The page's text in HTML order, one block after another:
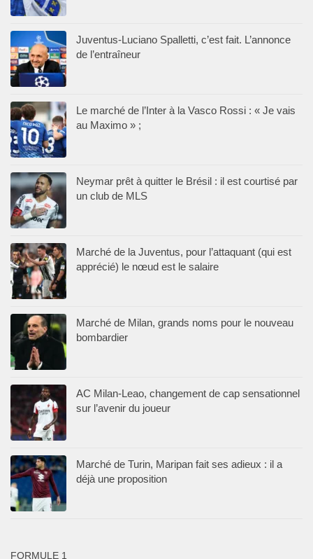
Juventus-Luciano Spalletti, c’est fait. L’annonce
de l’entraîneur
Le marché de l’Inter à la Vasco Rossi : « Je vais
au Maximo » ;
Neymar prêt à quitter le Brésil : il est courtisé par
un club de MLS
Marché de la Juventus, pour l’attaquant (qui est
apprécié) le nœud est le salaire
Marché de Milan, grands noms pour le nouveau
bombardier
AC Milan-Leao, changement de cap sensationnel
sur l’avenir du joueur
Marché de Turin, Maripan fait ses adieux : il a
déjà une proposition
FORMULE 1